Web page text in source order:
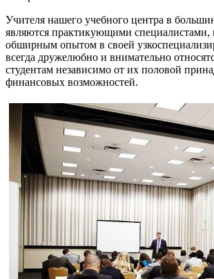
Учителя нашего учебного центра в
являются практикующими специалистами,
обширным опытом в своей
всегда дружелюбно и внимательно
студентам независимо от их половой
финансовых возможностей.